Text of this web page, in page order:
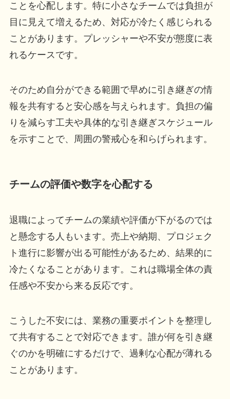
ことを心配します。特に小さなチームでは負担が
目に見えて増えるため、対応が冷たく感じられる
ことがあります。プレッシャーや不安が態度に表
れるケースです。
そのため自分ができる範囲で早めに引き継ぎの情
報を共有すると安心感を与えられます。負担の偏
りを減らす工夫や具体的な引き継ぎスケジュール
を示すことで、周囲の警戒心を和らげられます。
チームの評価や数字を心配する
退職によってチームの業績や評価が下がるのでは
と懸念する人もいます。売上や納期、プロジェク
ト進行に影響が出る可能性があるため、結果的に
冷たくなることがあります。これは職場全体の責
任感や不安から来る反応です。
こうした不安には、業務の重要ポイントを整理し
て共有することで対応できます。誰が何を引き継
ぐのかを明確にするだけで、過剰な心配が薄れる
ことがあります。